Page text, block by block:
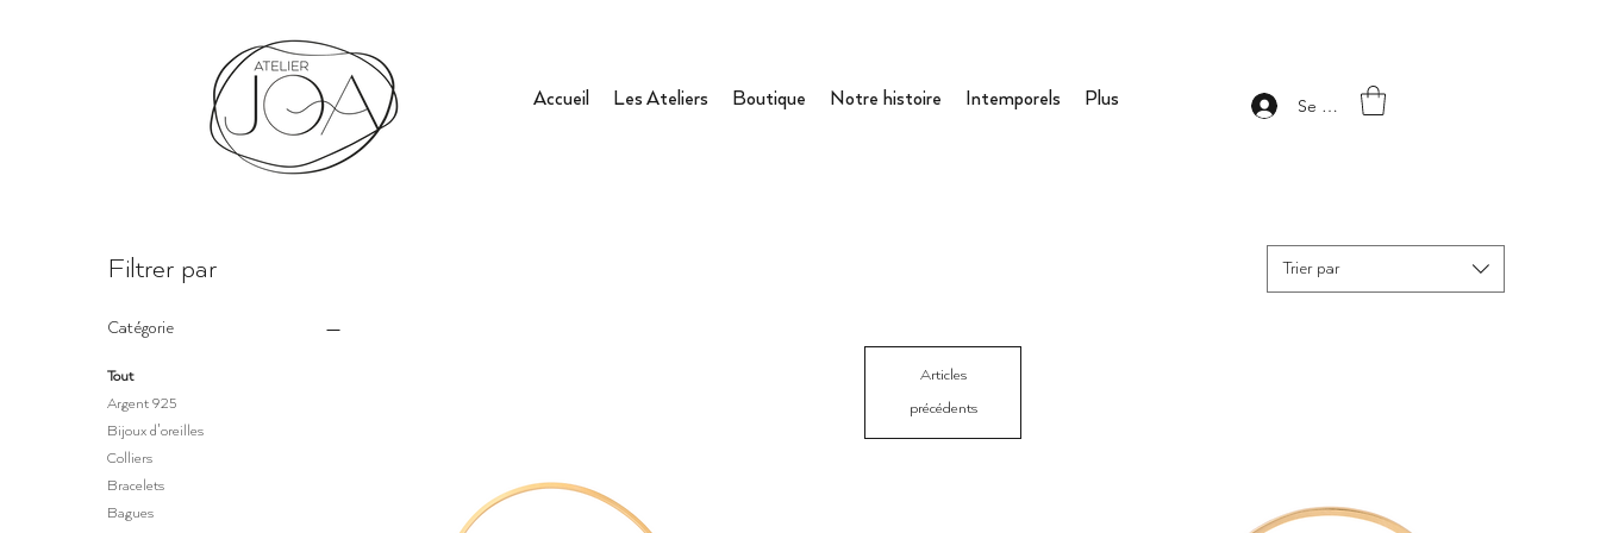
Accueil Les Ateliers Boutique Notre histoire Intemporels Plus Se connecter
Filtrer par
Catégorie
Tout
Argent 925
Bijoux d'oreilles
Colliers
Bracelets
Bagues
Trier par
Articles
précédents